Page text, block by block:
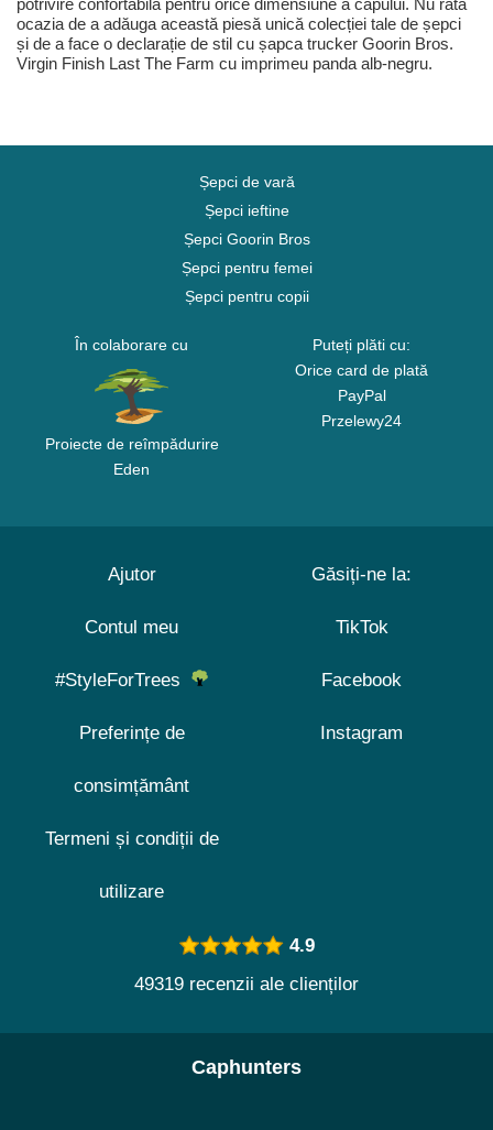
potrivire confortabilă pentru orice dimensiune a capului. Nu rata
ocazia de a adăuga această piesă unică colecției tale de șepci
și de a face o declarație de stil cu șapca trucker Goorin Bros.
Virgin Finish Last The Farm cu imprimeu panda alb-negru.
Șepci de vară
Șepci ieftine
Șepci Goorin Bros
Șepci pentru femei
Șepci pentru copii
În colaborare cu
Proiecte de reîmpădurire
Eden
Puteți plăti cu:
Orice card de plată
PayPal
Przelewy24
Ajutor
Contul meu
#StyleForTrees
Preferințe de
consimțământ
Termeni și condiții de
utilizare
Găsiți-ne la:
TikTok
Facebook
Instagram
4.9
49319 recenzii ale clienților
Caphunters